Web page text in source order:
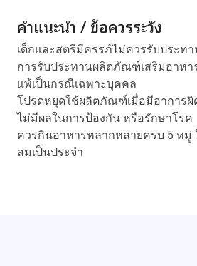
คำแนะนำ / ข้อควรระวัง
เด็กและสตรีมีครรภ์ไม่ควรรับประท
การรับประทานผลิตภัณฑ์เสริมอาหา
แพ้เป็นกรณีเฉพาะบุคคล
โปรดหยุดใช้ผลิตภัณฑ์เมื่อมีอาการผิ
ไม่มีผลในการป้องกัน หรือรักษาโรค
ควรกินอาหารหลากหลายครบ 5 หมู่
สมเป็นประจำ